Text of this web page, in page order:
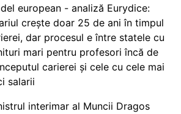
european - analiză Eurydice:
crește doar 25 de ani în timpul
dar procesul e între statele cu
mari pentru profesori încă de
carierei și cele cu cele mai
salarii
interimar al Muncii Dragos